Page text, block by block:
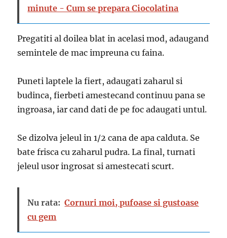
minute - Cum se prepara Ciocolatina
Pregatiti al doilea blat in acelasi mod, adaugand
semintele de mac impreuna cu faina.
Puneti laptele la fiert, adaugati zaharul si
budinca, fierbeti amestecand continuu pana se
ingroasa, iar cand dati de pe foc adaugati untul.
Se dizolva jeleul in 1/2 cana de apa calduta. Se
bate frisca cu zaharul pudra. La final, turnati
jeleul usor ingrosat si amestecati scurt.
Nu rata: Cornuri moi, pufoase si gustoase
cu gem